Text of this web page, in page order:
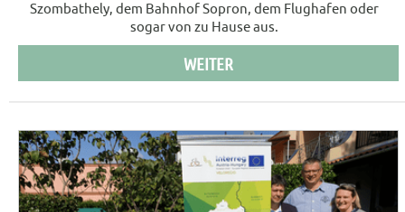
Szombathely, dem Bahnhof Sopron, dem Flughafen oder
sogar von zu Hause aus.
WEITER